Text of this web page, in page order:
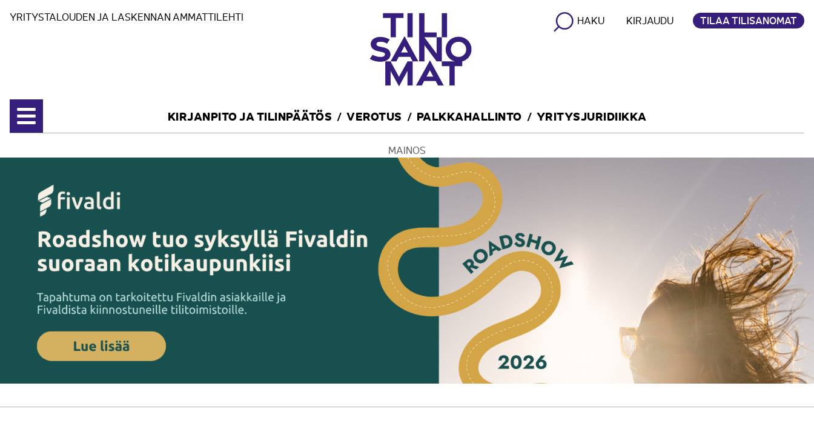
YRITYSTALOUDEN JA LASKENNAN AMMATTILEHTI HAKU KIRJAUDU TILAA TILISANOMAT
Avaa valikko
KIRJANPITO JA TILINPÄÄTÖS VEROTUS PALKKAHALLINTO YRITYSJURIDIIKKA
MAINOS